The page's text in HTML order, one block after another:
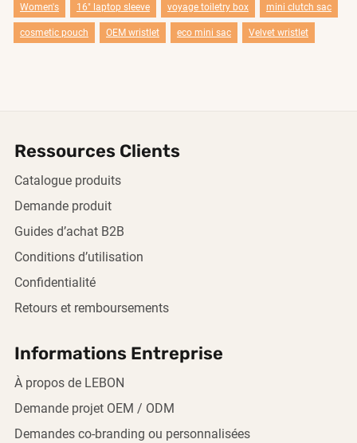
Women's 16" laptop sleeve voyage toiletry box mini clutch sac
cosmetic pouch OEM wristlet eco mini sac Velvet wristlet
Ressources Clients
Catalogue produits
Demande produit
Guides d’achat B2B
Conditions d’utilisation
Confidentialité
Retours et remboursements
Informations Entreprise
À propos de LEBON
Demande projet OEM / ODM
Demandes co-branding ou personnalisées